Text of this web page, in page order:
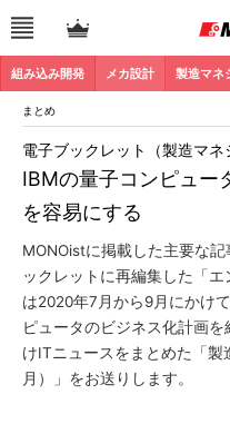
組み込み開発 メカ設計 製造マネ
まとめ
IBMの量子コンピュー
を容易にする
電子ブックレット（製造マネ
MONOistに掲載した主要な
ックレットに再編集した「
は2020年7月から9月にかけ
ピュータのビジネス化計画
けITニュースをまとめた「
月）」をお送りします。